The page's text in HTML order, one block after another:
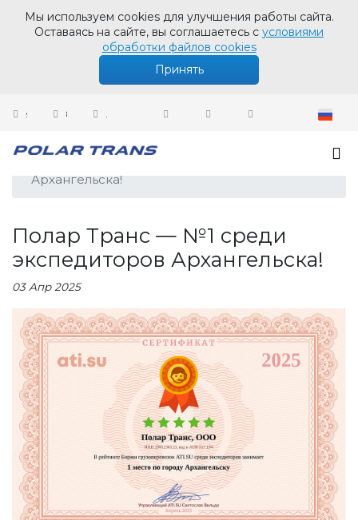
Мы используем cookies для улучшения работы сайта.
Оставаясь на сайте, вы соглашаетесь с условиями
обработки файлов cookies
Принять
sales@polartrans.ru
8 800 100 87 64
Личный кабинет
Новости
Архангельска!
Полар Транс — №1 среди
экспедиторов Архангельска!
03 Апр 2025